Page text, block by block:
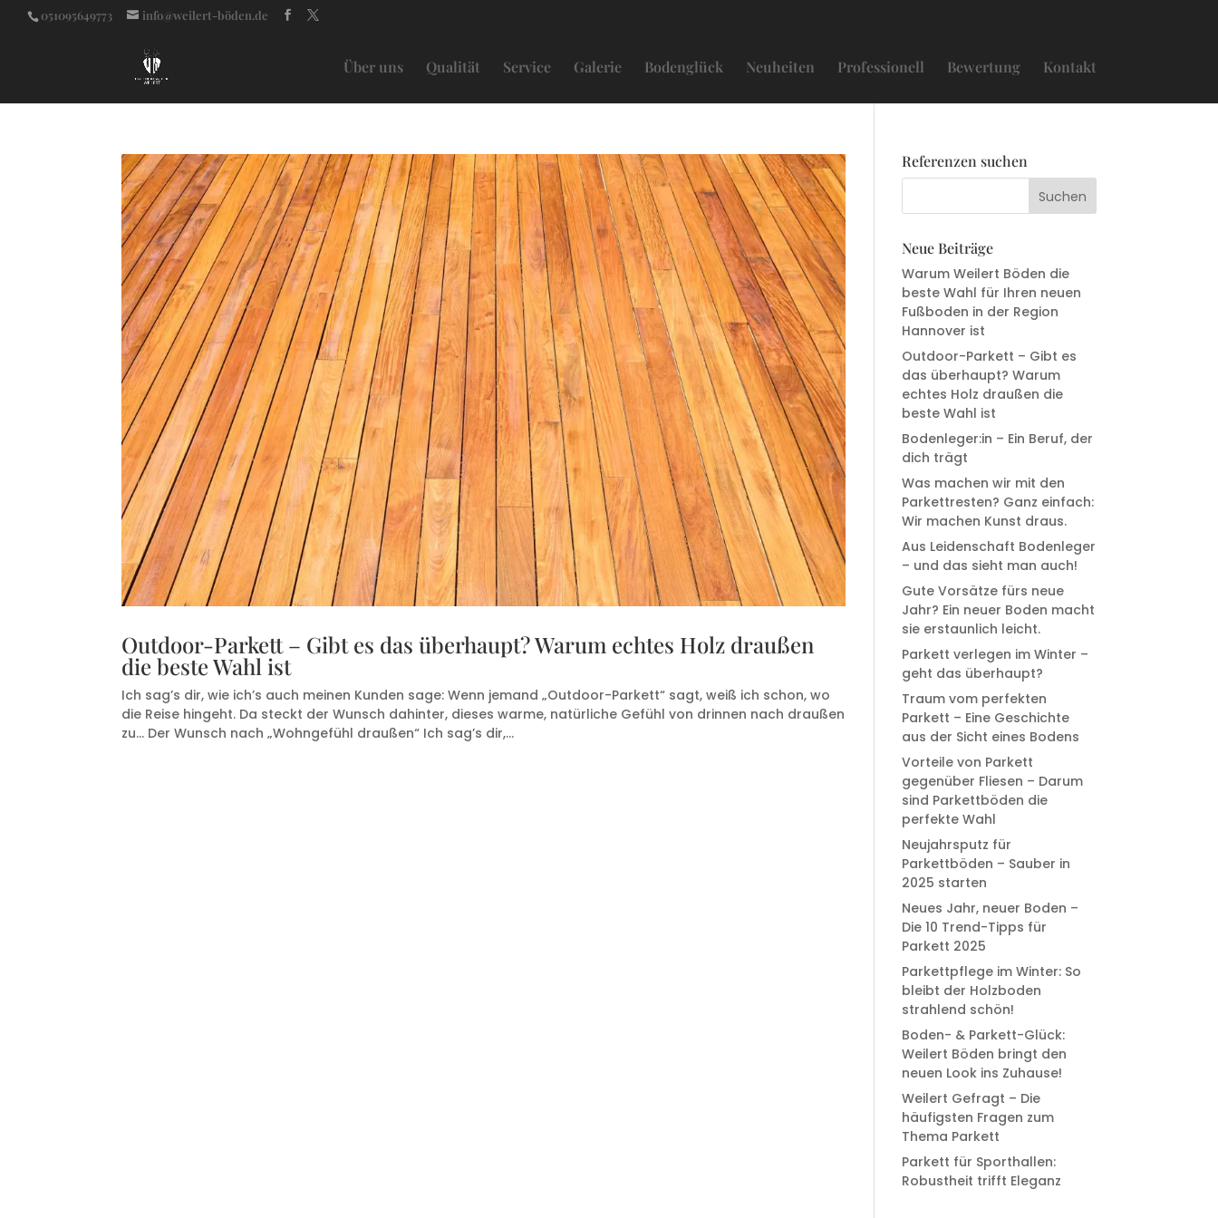
051095649773 info@weilert-böden.de
Über uns Qualität Service Galerie Bodenglück Neuheiten Professionell Bewertung Kontakt
Outdoor-Parkett – Gibt es das überhaupt? Warum echtes Holz draußen
die beste Wahl ist
Ich sag’s dir, wie ich’s auch meinen Kunden sage: Wenn jemand „Outdoor-Parkett“ sagt, weiß ich schon, wo
die Reise hingeht. Da steckt der Wunsch dahinter, dieses warme, natürliche Gefühl von drinnen nach draußen
zu… Der Wunsch nach „Wohngefühl draußen“ Ich sag’s dir,...
Referenzen suchen
Neue Beiträge
Warum Weilert Böden die
beste Wahl für Ihren neuen
Fußboden in der Region
Hannover ist
Outdoor-Parkett – Gibt es
das überhaupt? Warum
echtes Holz draußen die
beste Wahl ist
Bodenleger:in – Ein Beruf, der
dich trägt
Was machen wir mit den
Parkettresten? Ganz einfach:
Wir machen Kunst draus.
Aus Leidenschaft Bodenleger
– und das sieht man auch!
Gute Vorsätze fürs neue
Jahr? Ein neuer Boden macht
sie erstaunlich leicht.
Parkett verlegen im Winter –
geht das überhaupt?
Traum vom perfekten
Parkett – Eine Geschichte
aus der Sicht eines Bodens
Vorteile von Parkett
gegenüber Fliesen – Darum
sind Parkettböden die
perfekte Wahl
Neujahrsputz für
Parkettböden – Sauber in
2025 starten
Neues Jahr, neuer Boden –
Die 10 Trend-Tipps für
Parkett 2025
Parkettpflege im Winter: So
bleibt der Holzboden
strahlend schön!
Boden- & Parkett-Glück:
Weilert Böden bringt den
neuen Look ins Zuhause!
Weilert Gefragt – Die
häufigsten Fragen zum
Thema Parkett
Parkett für Sporthallen:
Robustheit trifft Eleganz